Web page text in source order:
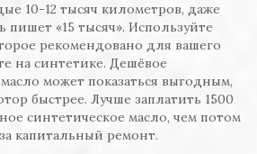
10-12 тысяч километров, даже
«15 тысяч». Используйте
рекомендовано для вашего
на синтетике. Дешёвое
может показаться выгодным,
быстрее. Лучше заплатить 1500
синтетическое масло, чем потом
капитальный ремонт.